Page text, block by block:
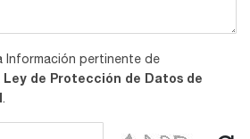
Información pertinente de
Ley de Protección de Datos de
.